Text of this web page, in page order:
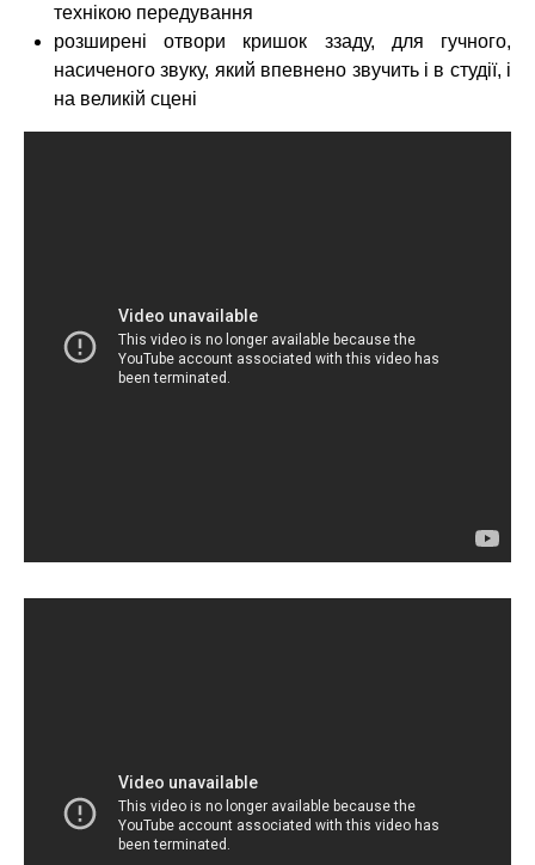
технікою передування
розширені отвори кришок ззаду, для гучного,
насиченого звуку, який впевнено звучить і в студії, і
на великій сцені